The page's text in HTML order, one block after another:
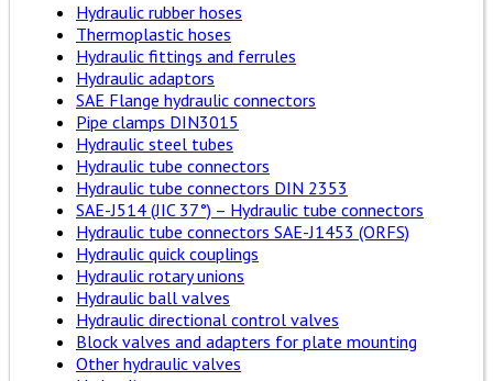
Hydraulic rubber hoses
Thermoplastic hoses
Hydraulic fittings and ferrules
Hydraulic adaptors
SAE Flange hydraulic connectors
Pipe clamps DIN3015
Hydraulic steel tubes
Hydraulic tube connectors
Hydraulic tube connectors DIN 2353
SAE-J514 (JIC 37°) – Hydraulic tube connectors
Hydraulic tube connectors SAE-J1453 (ORFS)
Hydraulic quick couplings
Hydraulic rotary unions
Hydraulic ball valves
Hydraulic directional control valves
Block valves and adapters for plate mounting
Other hydraulic valves